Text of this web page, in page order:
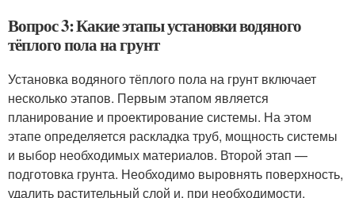
Вопрос 3: Какие этапы установки водяного
тёплого пола на грунт
Установка водяного тёплого пола на грунт включает
несколько этапов. Первым этапом является
планирование и проектирование системы. На этом
этапе определяется раскладка труб, мощность системы
и выбор необходимых материалов. Второй этап —
подготовка грунта. Необходимо выровнять поверхность,
удалить растительный слой и, при необходимости,